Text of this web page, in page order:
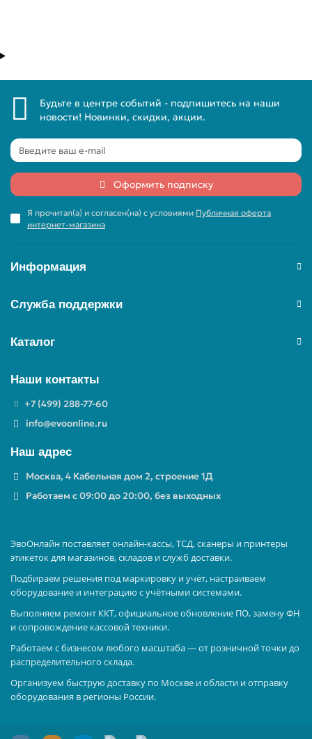
Будьте в центре событий - подпишитесь на наши
новости! Новинки, скидки, акции.
Оформить подписку
Я прочитал(а) и согласен(на) с условиями Публичная оферта
интернет-магазина
Информация
Служба поддержки
Каталог
Наши контакты
+7 (499) 288-77-60
info@evoonline.ru
Наш адрес
Москва, 4 Кабельная дом 2, строение 1Д
Работаем с 09:00 до 20:00, без выходных
ЭвоОнлайн поставляет онлайн-кассы, ТСД, сканеры и принтеры
этикеток для магазинов, складов и служб доставки.
Подбираем решения под маркировку и учёт, настраиваем
оборудование и интеграцию с учётными системами.
Выполняем ремонт ККТ, официальное обновление ПО, замену ФН
и сопровождение кассовой техники.
Работаем с бизнесом любого масштаба — от розничной точки до
распределительного склада.
Организуем быструю доставку по Москве и области и отправку
оборудования в регионы России.